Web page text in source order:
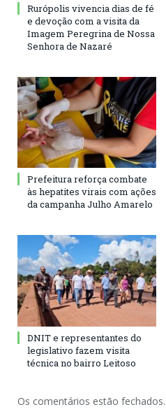
Rurópolis vivencia dias de fé
e devoção com a visita da
Imagem Peregrina de Nossa
Senhora de Nazaré
Prefeitura reforça combate
às hepatites virais com ações
da campanha Julho Amarelo
DNIT e representantes do
legislativo fazem visita
técnica no bairro Leitoso
Os comentários estão fechados.